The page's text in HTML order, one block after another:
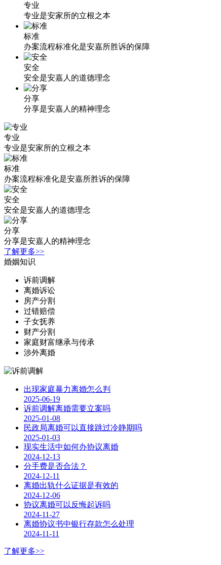
专业
专业是安家所的立根之本
标准
办案流程标准化是安嘉所胜诉的保障
安全
安全是安嘉人的道德理念
分享
分享是安嘉人的精神理念
专业
专业是安家所的立根之本
标准
办案流程标准化是安嘉所胜诉的保障
安全
安全是安嘉人的道德理念
分享
分享是安嘉人的精神理念
了解更多>>
婚姻知识
诉前调解
离婚诉讼
房产分割
过错赔偿
子女抚养
财产分割
家庭财富继承与传承
涉外离婚
出现家庭暴力离婚怎么判
2025-06-19
诉前调解离婚需要立案吗
2025-01-08
民政局离婚可以直接跳过冷静期吗
2025-01-03
现实生活中如何办协议离婚
2024-12-13
分手费是否合法？
2024-12-11
离婚出轨什么证据是有效的
2024-12-06
协议离婚可以反悔起诉吗
2024-11-27
离婚协议书中银行存款怎么处理
2024-11-11
了解更多>>